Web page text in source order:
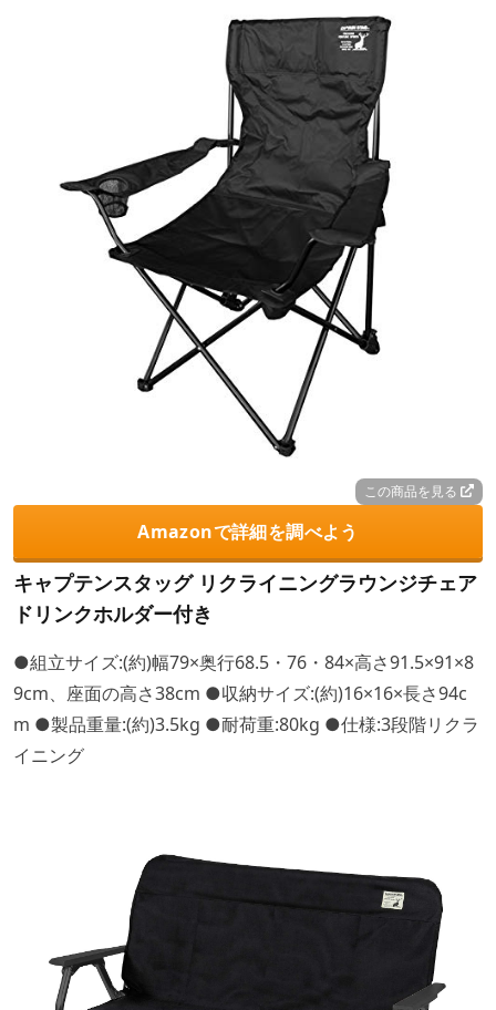
この商品を見る
Amazonで詳細を調べよう
キャプテンスタッグ リクライニングラウンジチェア
ドリンクホルダー付き
●組立サイズ:(約)幅79×奥行68.5・76・84×高さ91.5×91×8
9cm、座面の高さ38cm ●収納サイズ:(約)16×16×長さ94c
m ●製品重量:(約)3.5kg ●耐荷重:80kg ●仕様:3段階リクラ
イニング